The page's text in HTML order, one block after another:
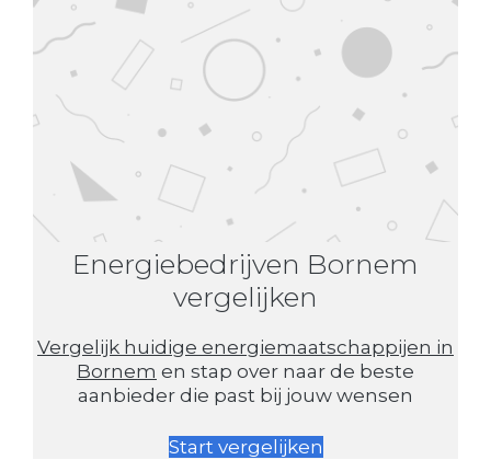
Energiebedrijven Bornem
vergelijken
Vergelijk huidige energiemaatschappijen in
Bornem en stap over naar de beste
aanbieder die past bij jouw wensen
Start vergelijken